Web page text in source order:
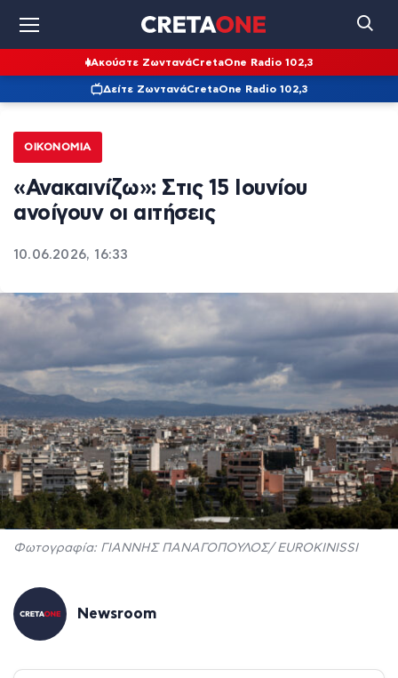
Ακούστε ΖωντανάCretaOne Radio 102,3
Δείτε ΖωντανάCretaOne Radio 102,3
ΟΙΚΟΝΟΜΊΑ
«Ανακαινίζω»: Στις 15 Ιουνίου
ανοίγουν οι αιτήσεις
10.06.2026, 16:33
Φωτογραφία: ΓΙΑΝΝΗΣ ΠΑΝΑΓΟΠΟΥΛΟΣ/ EUROKINISSI
Newsroom